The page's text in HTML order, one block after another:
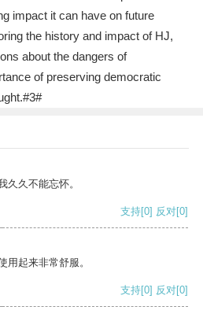
impact it can have on future
the history and impact of HJ,
about the dangers of
of preserving democratic
久久不能忘怀。
支持[0] 反对[0]
用起来非常舒服。
支持[0] 反对[0]